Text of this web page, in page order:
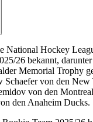
National Hockey
26 bekannt,
Memorial Trophy
Schaefer von den New
von den
den Anaheim Ducks.